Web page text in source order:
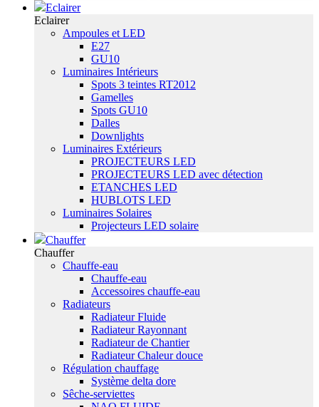
Eclairer
Eclairer
Ampoules et LED
E27
GU10
Luminaires Intérieurs
Spots 3 teintes RT2012
Gamelles
Spots GU10
Dalles
Downlights
Luminaires Extérieurs
PROJECTEURS LED
PROJECTEURS LED avec détection
ETANCHES LED
HUBLOTS LED
Luminaires Solaires
Projecteurs LED solaire
Chauffer
Chauffer
Chauffe-eau
Chauffe-eau
Accessoires chauffe-eau
Radiateurs
Radiateur Fluide
Radiateur Rayonnant
Radiateur de Chantier
Radiateur Chaleur douce
Régulation chauffage
Système delta dore
Sêche-serviettes